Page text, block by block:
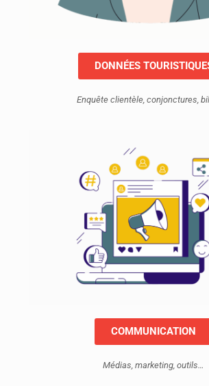
DONNÉES
Enquête clientèle, conjonctures,
COMMUNICATION
Médias, marketing, outils…